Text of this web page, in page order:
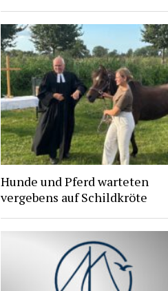
Hunde und Pferd warteten
vergebens auf Schildkröte